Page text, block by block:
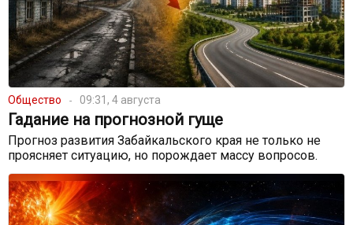
Общество 09:31, 4 августа
Гадание на прогнозной гуще
Прогноз развития Забайкальского края не только не
проясняет ситуацию, но порождает массу вопросов.